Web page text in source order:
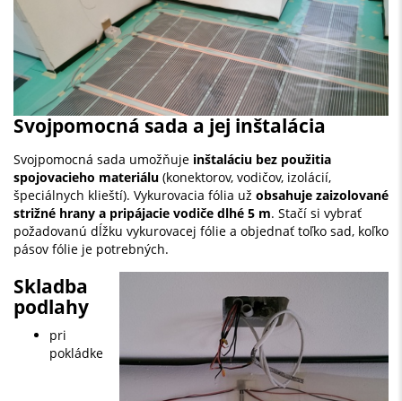
Svojpomocná sada a jej inštalácia
Svojpomocná sada umožňuje inštaláciu bez použitia
spojovacieho materiálu (konektorov, vodičov, izolácií,
špeciálnych klieští). Vykurovacia fólia už obsahuje zaizolované
strižné hrany a pripájacie vodiče dlhé 5 m. Stačí si vybrať
požadovanú dĺžku vykurovacej fólie a objednať toľko sad, koľko
pásov fólie je potrebných.
Skladba
podlahy
pri
pokládke